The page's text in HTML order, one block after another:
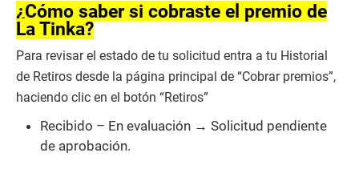
¿Cómo saber si cobraste el premio de
La Tinka?
Para revisar el estado de tu solicitud entra a tu Historial
de Retiros desde la página principal de “Cobrar premios”,
haciendo clic en el botón “Retiros”
Recibido – En evaluación → Solicitud pendiente
de aprobación.